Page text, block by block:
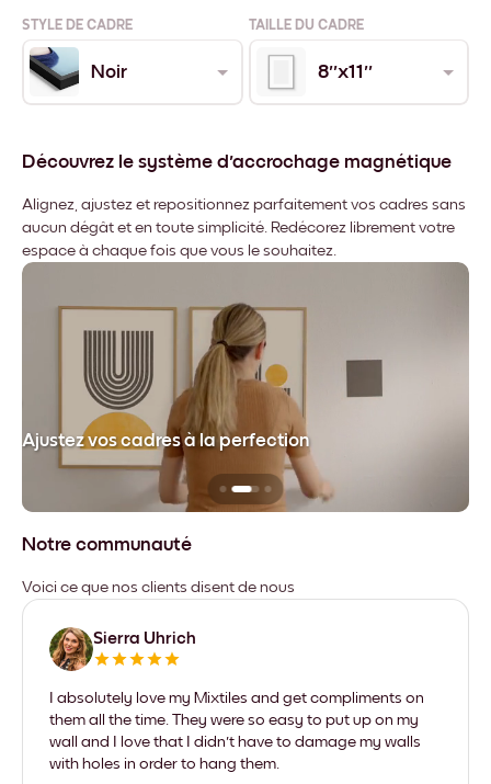
STYLE DE CADRE TAILLE DU CADRE
Noir 8''x11''
Découvrez le système d'accrochage magnétique
Alignez, ajustez et repositionnez parfaitement vos cadres sans
aucun dégât et en toute simplicité. Redécorez librement votre
espace à chaque fois que vous le souhaitez.
Ajustez vos cadres à la perfection
Notre communauté
Voici ce que nos clients disent de nous
Sierra Uhrich
I absolutely love my Mixtiles and get compliments on
them all the time. They were so easy to put up on my
wall and I love that I didn't have to damage my walls
with holes in order to hang them.